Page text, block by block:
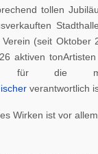
tollen
(seit Oktober
aktiven
für die
verantwortlich
Wirken ist vor